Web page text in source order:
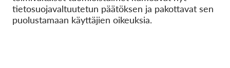
tietosuojavaltuutetun päätöksen ja pakottavat sen
puolustamaan käyttäjien oikeuksia.